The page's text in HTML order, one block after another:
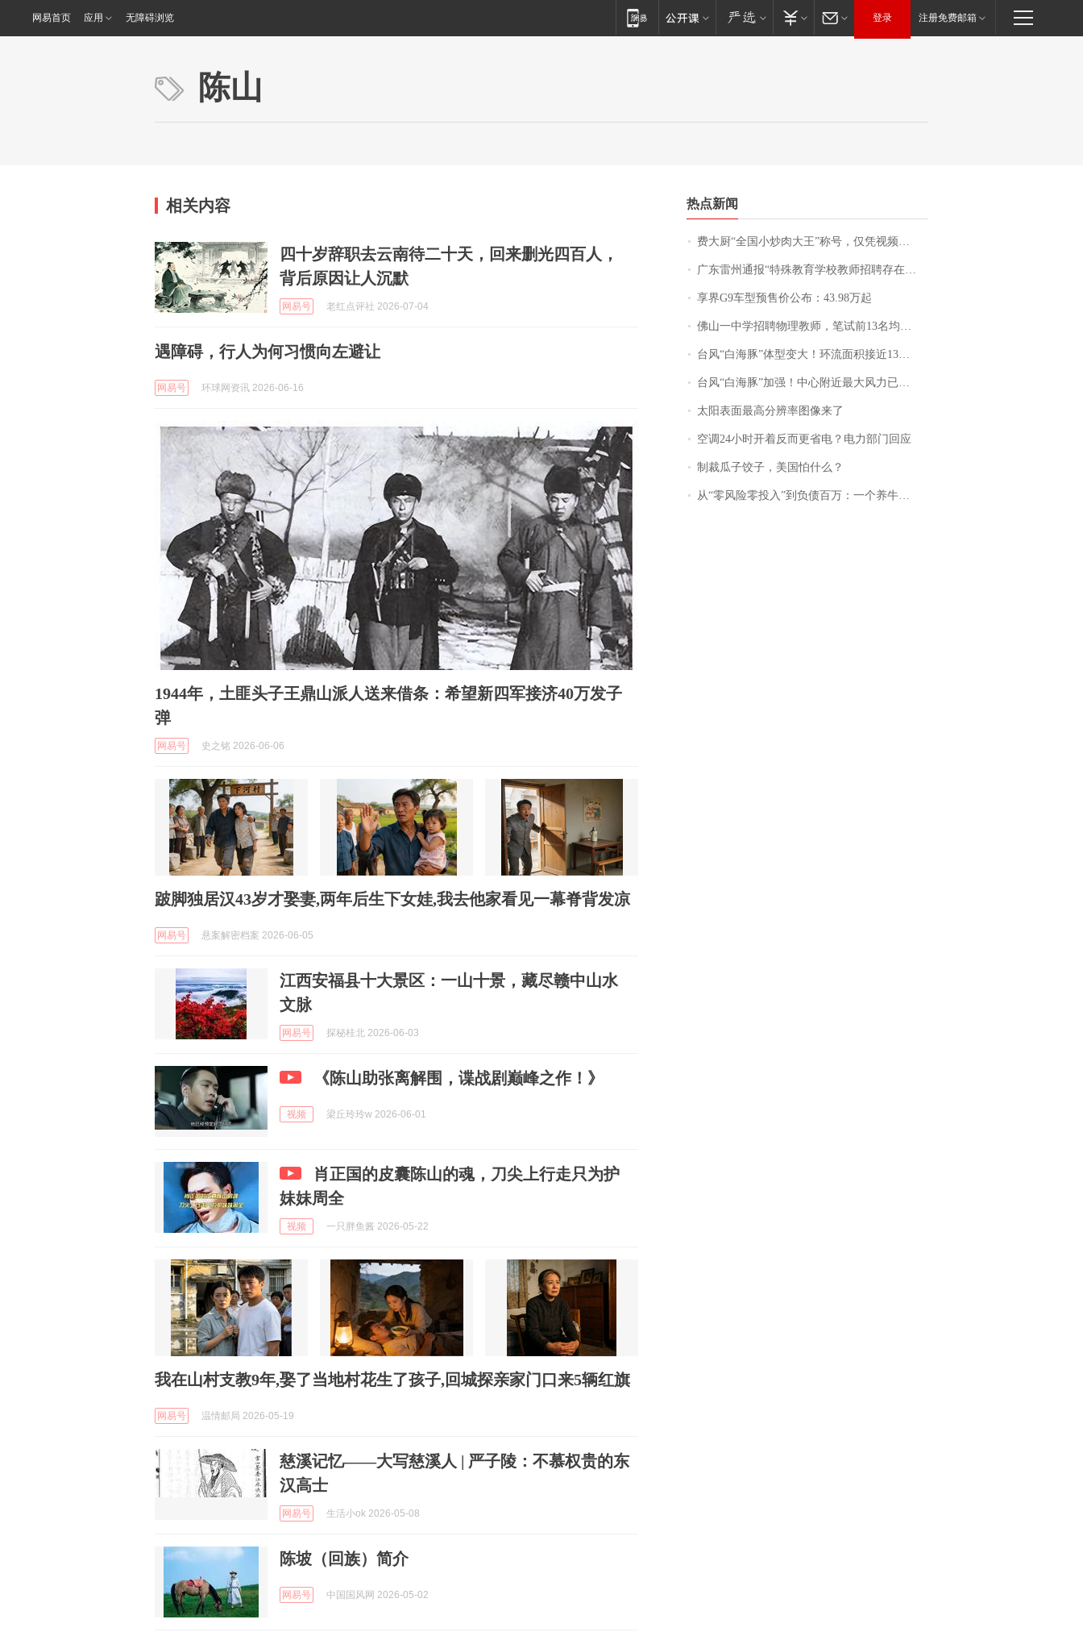
网易首页 应用 无障碍浏览 登录 注册免费邮箱
陈山
相关内容
四十岁辞职去云南待二十天，回来删光四百人，
背后原因让人沉默
网易号 老红点评社 2026-07-04
遇障碍，行人为何习惯向左避让
网易号 环球网资讯 2026-06-16
1944年，土匪头子王鼎山派人送来借条：希望新四军接济40万发子
弹
网易号 史之铭 2026-06-06
跛脚独居汉43岁才娶妻,两年后生下女娃,我去他家看见一幕脊背发凉
网易号 悬案解密档案 2026-06-05
江西安福县十大景区：一山十景，藏尽赣中山水
文脉
网易号 探秘桂北 2026-06-03
《陈山助张离解围，谍战剧巅峰之作！》
视频 梁丘玲玲w 2026-06-01
肖正国的皮囊陈山的魂，刀尖上行走只为护
妹妹周全
视频 一只胖鱼酱 2026-05-22
我在山村支教9年,娶了当地村花生了孩子,回城探亲家门口来5辆红旗
网易号 温情邮局 2026-05-19
慈溪记忆——大写慈溪人 | 严子陵：不慕权贵的东
汉高士
网易号 生活小ok 2026-05-08
陈坡（回族）简介
网易号 中国国风网 2026-05-02
热点新闻
费大厨“全国小炒肉大王”称号，仅凭视频评出？中国烹饪协会回应
广东雷州通报“特殊教育学校教师招聘存在违规行为”：已启动问责程序 副校长被停职
享界G9车型预售价公布：43.98万起
佛山一中学招聘物理教师，笔试前13名均遭淘汰？教育局：已叫停招聘，成立调查组全面核查
台风“白海豚”体型变大！环流面积接近13个浙江那么大
台风“白海豚”加强！中心附近最大风力已达15级 最新研判
太阳表面最高分辨率图像来了
空调24小时开着反而更省电？电力部门回应
制裁瓜子饺子，美国怕什么？
从“零风险零投入”到负债百万：一个养牛项目崩盘后，谁该为农户的贷款买单丨红星调查